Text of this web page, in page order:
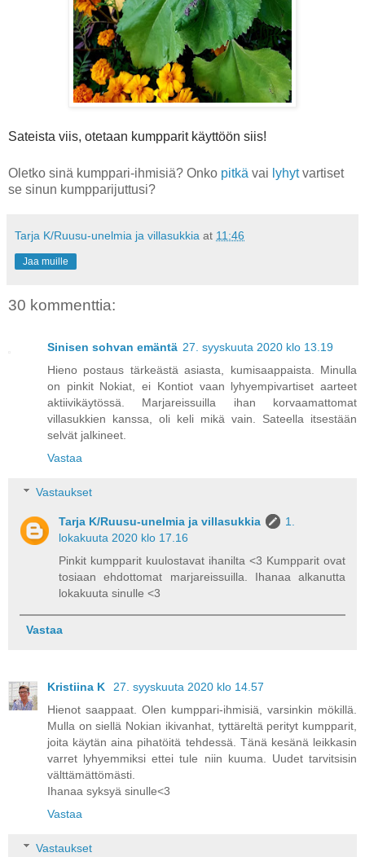
Sateista viis, otetaan kumpparit käyttöön siis!
Oletko sinä kumppari-ihmisiä? Onko pitkä vai lyhytvartiset
se sinun kumpparijuttusi?
Tarja K/Ruusu-unelmia ja villasukkia at 11:46
Jaa muille
30 kommenttia:
Sinisen sohvan emäntä 27. syyskuuta 2020 klo 13.19
Hieno postaus tärkeästä asiasta, kumisaappaista. Minulla
on pinkit Nokiat, ei Kontiot vaan lyhyempivartiset aarteet
aktiivikäytössä. Marjareissuilla ihan korvaamattomat
villasukkien kanssa, oli keli mikä vain. Sateella itsestään
selvät jalkineet.
Vastaa
Vastaukset
Tarja K/Ruusu-unelmia ja villasukkia
1.
lokakuuta 2020 klo 17.16
Pinkit kumpparit kuulostavat ihanilta <3 Kumpparit ovat
tosiaan ehdottomat marjareissuilla. Ihanaa alkanutta
lokakuuta sinulle <3
Vastaa
Kristiina K
27. syyskuuta 2020 klo 14.57
Hienot saappaat. Olen kumppari-ihmisiä, varsinkin mökillä.
Mulla on siellä Nokian ikivanhat, tyttäreltä perityt kumpparit,
joita käytän aina pihatöitä tehdessä. Tänä kesänä leikkasin
varret lyhyemmiksi ettei tule niin kuuma. Uudet tarvitsisin
välttämättömästi.
Ihanaa syksyä sinulle<3
Vastaa
Vastaukset